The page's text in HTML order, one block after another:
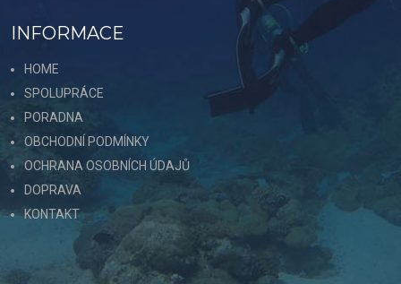
INFORMACE
HOME
SPOLUPRÁCE
PORADNA
OBCHODNÍ PODMÍNKY
OCHRANA OSOBNÍCH ÚDAJŮ
DOPRAVA
KONTAKT